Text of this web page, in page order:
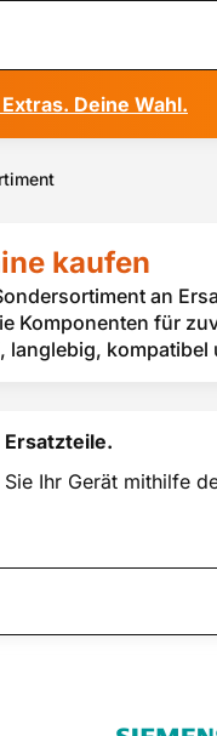
Deine Wahl.
kaufen
an
Komponenten für
Ersatzteile.
Ihr Gerät mithilfe